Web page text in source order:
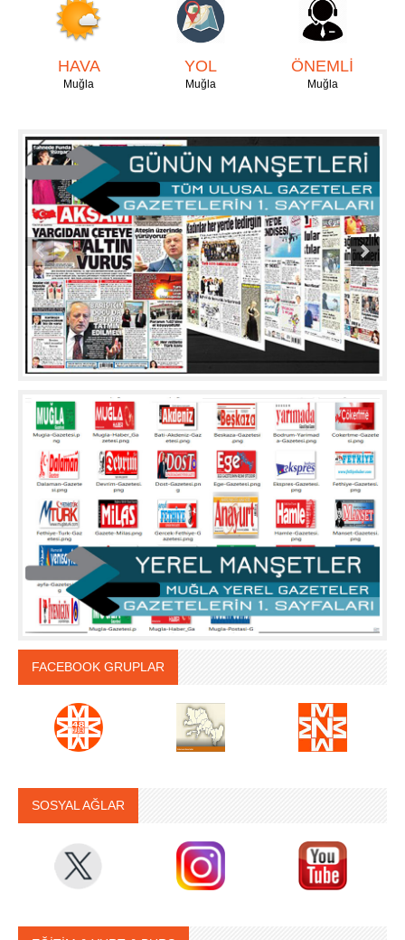
HAVA
Muğla
YOL
Muğla
ÖNEMLİ
Muğla
FACEBOOK GRUPLAR
SOSYAL AĞLAR